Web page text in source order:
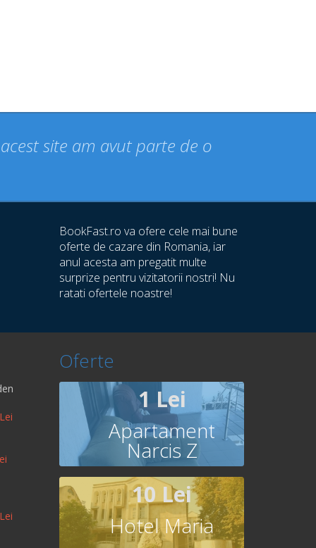
site am avut parte de o
BookFast.ro va ofere cele mai bune
oferte de cazare din Romania, iar
anul acesta am pregatit multe
surprize pentru vizitatorii nostri! Nu
ratati ofertele noastre!
Oferte
1 Lei
Apartament
Narcis Z
10 Lei
Hotel Maria